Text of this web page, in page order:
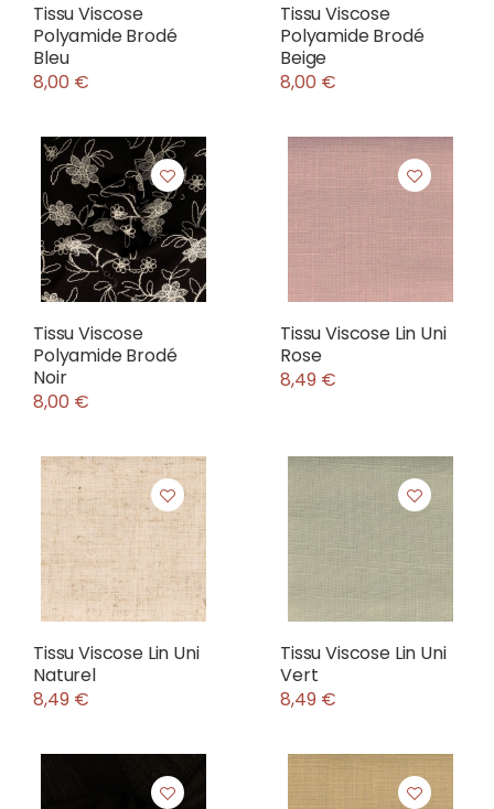
Tissu Viscose
Polyamide Brodé
Bleu
8,00 €
Tissu Viscose
Polyamide Brodé
Beige
8,00 €
Tissu Viscose
Polyamide Brodé
Noir
8,00 €
Tissu Viscose Lin Uni
Rose
8,49 €
Tissu Viscose Lin Uni
Naturel
8,49 €
Tissu Viscose Lin Uni
Vert
8,49 €